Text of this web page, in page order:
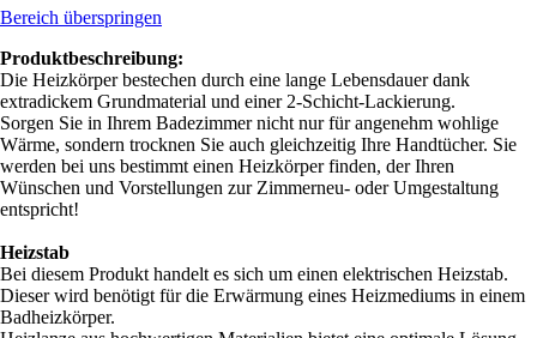
Bereich überspringen
Produktbeschreibung:
Die Heizkörper bestechen durch eine lange Lebensdauer dank
extradickem Grundmaterial und einer 2-Schicht-Lackierung.
Sorgen Sie in Ihrem Badezimmer nicht nur für angenehm wohlige
Wärme, sondern trocknen Sie auch gleichzeitig Ihre Handtücher. Sie
werden bei uns bestimmt einen Heizkörper finden, der Ihren
Wünschen und Vorstellungen zur Zimmerneu- oder Umgestaltung
entspricht!
Heizstab
Bei diesem Produkt handelt es sich um einen elektrischen Heizstab.
Dieser wird benötigt für die Erwärmung eines Heizmediums in einem
Badheizkörper.